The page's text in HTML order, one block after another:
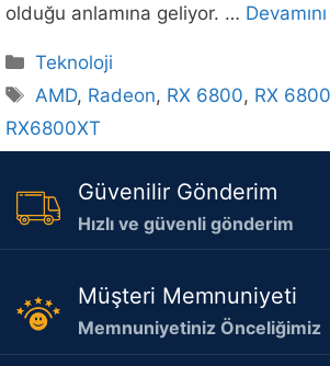
olduğu anlamına geliyor. …
Kategoriler
Teknoloji
Etiketler
AMD, Radeon, RX 6800, RX
RX6800XT
Güvenilir Gönderim
Hızlı ve güvenli gönderim
Müşteri Memnuniyeti
Memnuniyetiniz Önceliğimiz